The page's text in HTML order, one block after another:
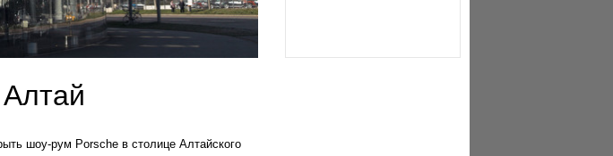
шоу-рум Porsche в столице Алтайского